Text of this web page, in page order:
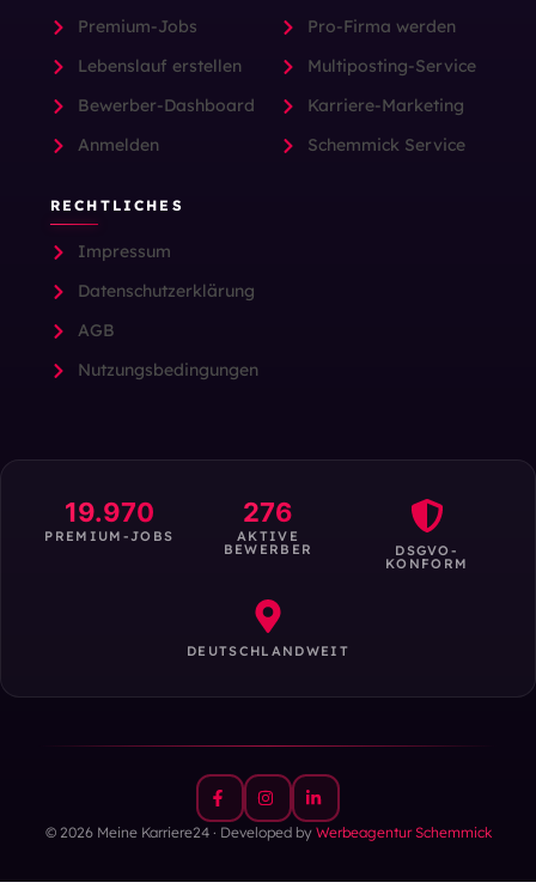
Premium-Jobs
Lebenslauf erstellen
Bewerber-Dashboard
Anmelden
Pro-Firma werden
Multiposting-Service
Karriere-Marketing
Schemmick Service
RECHTLICHES
Impressum
Datenschutzerklärung
AGB
Nutzungsbedingungen
19.970
PREMIUM-JOBS
276
AKTIVE
BEWERBER DSGVO-
KONFORM
DEUTSCHLANDWEIT
© 2026 Meine Karriere24 · Developed by Werbeagentur Schemmick